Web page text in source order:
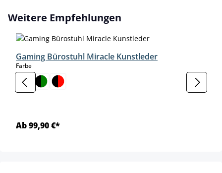
Produktgalerie überspringen
Weitere Empfehlungen
Gaming Bürostuhl Miracle Kunstleder
Farbeauswählen
Ab 99,90 €*